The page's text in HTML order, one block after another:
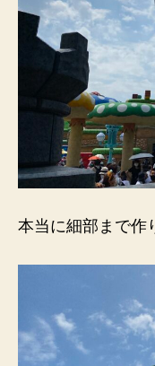
本当に細部まで